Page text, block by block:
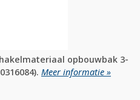
opbouwbak 3-
Meer informatie »